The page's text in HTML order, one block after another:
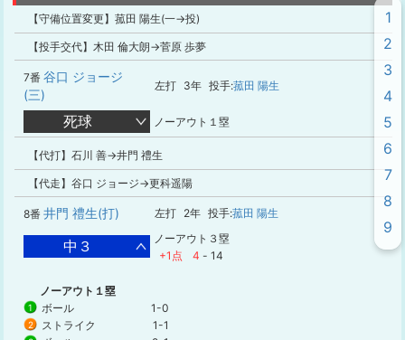
【守備位置変更】菰田 陽生(一→投)
【投手交代】木田 倫大朗→菅原 歩夢
7番 谷口 ジョージ
(三)
左打 3年 投手:菰田 陽生
死球 ノーアウト１塁
【代打】石川 善→井門 禮生
【代走】谷口 ジョージ→更科遥陽
8番 井門 禮生(打) 左打 2年 投手:菰田 陽生
中３
ノーアウト３塁
+1点
4 - 14
ノーアウト１塁
1 ボール 1-0
2 ストライク 1-1
1
2
3
4
5
6
7
8
9